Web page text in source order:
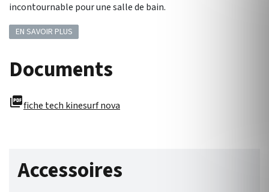
incontournable pour une salle de bain.
EN SAVOIR PLUS
Documents
picture_as_pdffiche tech kinesurf nova
Accessoires